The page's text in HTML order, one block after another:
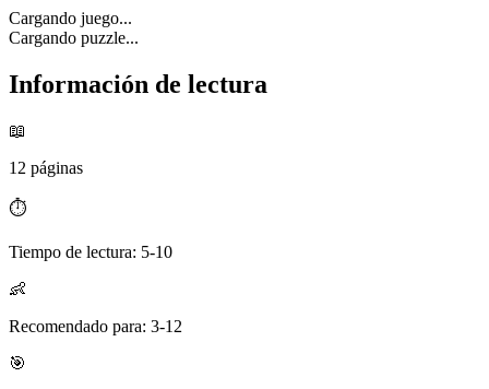
Cargando juego...
Cargando puzzle...
Información de lectura
📖
12 páginas
⏱️
Tiempo de lectura: 5-10
👶
Recomendado para: 3-12
🎯